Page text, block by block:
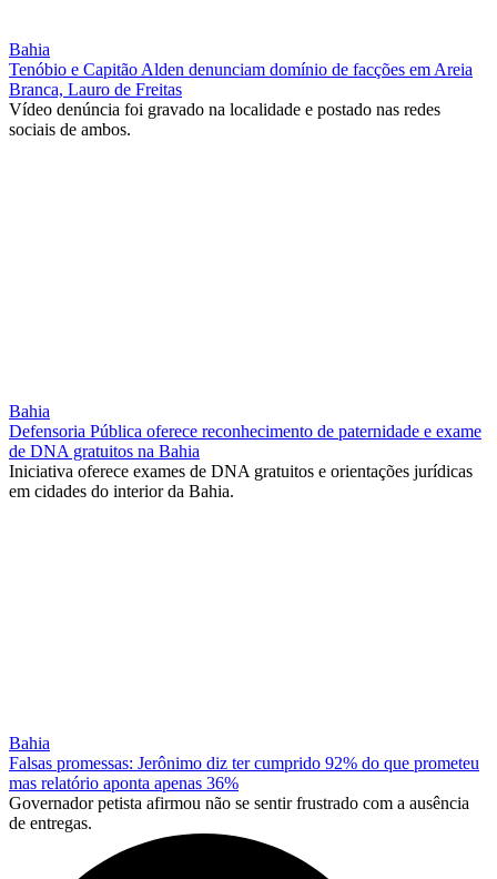
Bahia
Tenóbio e Capitão Alden denunciam domínio de facções em Areia
Branca, Lauro de Freitas
Vídeo denúncia foi gravado na localidade e postado nas redes
sociais de ambos.
Bahia
Defensoria Pública oferece reconhecimento de paternidade e exame
de DNA gratuitos na Bahia
Iniciativa oferece exames de DNA gratuitos e orientações jurídicas
em cidades do interior da Bahia.
Bahia
Falsas promessas: Jerônimo diz ter cumprido 92% do que prometeu
mas relatório aponta apenas 36%
Governador petista afirmou não se sentir frustrado com a ausência
de entregas.